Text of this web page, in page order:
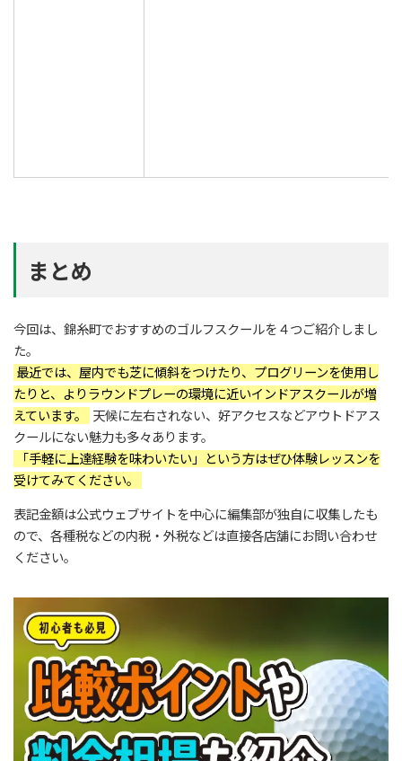
まとめ
今回は、錦糸町でおすすめのゴルフスクールを４つご紹介しまし
た。
最近では、屋内でも芝に傾斜をつけたり、プログリーンを使用し
たりと、よりラウンドプレーの環境に近いインドアスクールが増
えています。
天候に左右されない、好アクセスなどアウトドアス
クールにない魅力も多々あります。
「手軽に上達経験を味わいたい」という方はぜひ体験レッスンを
受けてみてください。
表記金額は公式ウェブサイトを中心に編集部が独自に収集したも
ので、各種税などの内税・外税などは直接各店舗にお問い合わせ
ください。